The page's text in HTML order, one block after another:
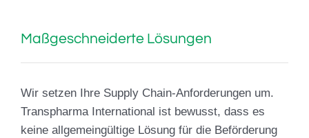
Maßgeschneiderte Lösungen
Wir setzen Ihre Supply Chain-Anforderungen um.
Transpharma International ist bewusst, dass es
keine allgemeingültige Lösung für die Beförderung